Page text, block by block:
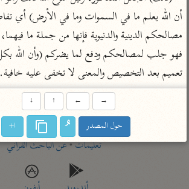
اشترك لتصلك أخبار مشاريعنا
راسلنا •تليجرام
تويتر
تعليمات•عن الباحث القرآني
تعميم بعد التخصيص والمعنى لا تخفى عليه خافية.
→
←
↑
↓
حول المصدر ا+